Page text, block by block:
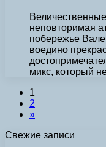
неповторимая
побережье
воедино
микс, который
1
2
»
Свежие записи